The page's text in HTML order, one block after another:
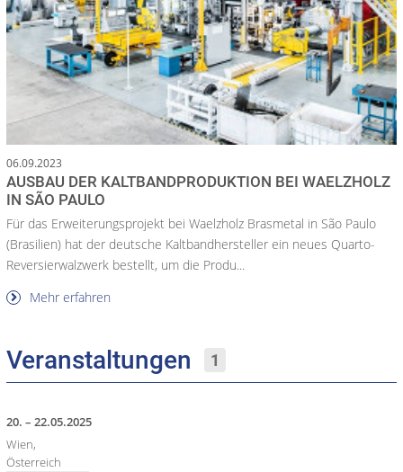
06.09.2023
AUSBAU DER KALTBANDPRODUKTION BEI WAELZHOLZ
IN SÃO PAULO
Für das Erweiterungsprojekt bei Waelzholz Brasmetal in São Paulo
(Brasilien) hat der deutsche Kaltbandhersteller ein neues Quarto-
Reversierwalzwerk bestellt, um die Produ...
Mehr erfahren
Veranstaltungen 1
20. – 22.05.2025
Wien,
Österreich